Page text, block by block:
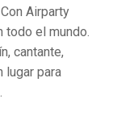
Airparty
el mundo.
cantante,
lugar para